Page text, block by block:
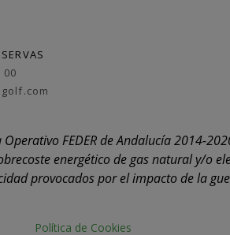
00
FEDER de Andalucía 2014-
energético de gas natural y/o
provocados por el impacto de la
Política de Cookies